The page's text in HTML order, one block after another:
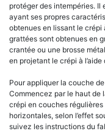
protéger des intempéries.
ayant ses propres
obtenues en lissant le crépi
grattées sont obtenues en
crantée ou une brosse
en projetant le crépi à l’aide
Pour appliquer la couche
Commencez par le haut de
crépi en couches
horizontales, selon l’effet
suivez les instructions du